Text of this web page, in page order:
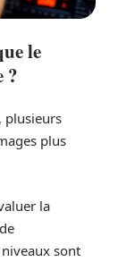
le
?
plusieurs
plus
la
sont